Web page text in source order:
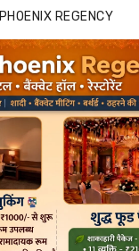
PHOENIX REGENCY